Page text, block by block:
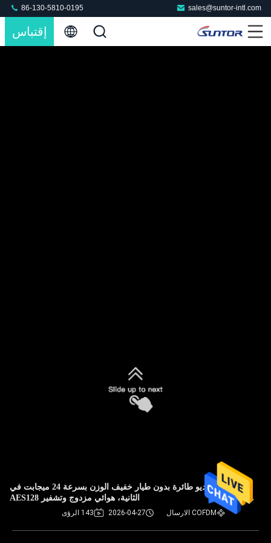
sales@suntor-intl.com
86-130-5810-0195
إقتباس
رابط فيديو طائرة بدون طيار خفيف الوزن بسرعة 24 ميجابت في
الثانية، هوائي مزدوج وتشفير AES128
COFDM الارسال 2026-04-27 143 الرؤى